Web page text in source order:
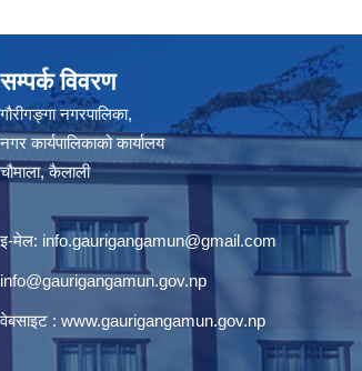
सम्पर्क विवरण
गौरीगङ्गा नगरपालिका,
नगर कार्यपालिकाको कार्यालय
चौमाला, कैलाली
इ-मेल: info.gaurigangamun@gmail.com
info@gaurigangamun.gov.np
वेबसाइट : www.gaurigangamun.gov.np